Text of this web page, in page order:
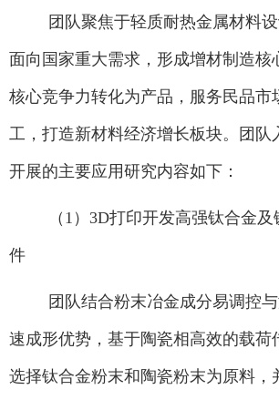
团队聚焦于轻质耐热金属材料
面向国家重大需求，形成增材制造核
核心竞争力转化为产品，服务民品市
工，打造新材料经济增长板块。团队
开展的主要应用研究内容如下：
（ 1 ） 3D打印开发高强钛合金及
件
团队结合粉末冶金成分易调控
速成形优势，基于陶瓷相高效的载荷
选择钛合金粉末和陶瓷粉末为原料，